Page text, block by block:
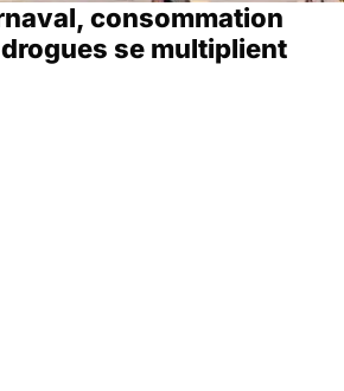
consommation
se multiplient